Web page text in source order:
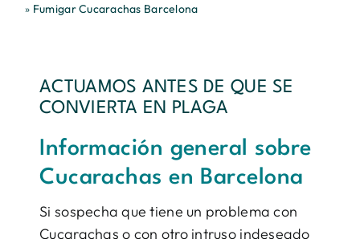
» Fumigar Cucarachas Barcelona
ACTUAMOS ANTES DE QUE SE
CONVIERTA EN PLAGA
Información general sobre
Cucarachas en Barcelona
Si sospecha que tiene un problema con
Cucarachas o con otro intruso indeseado